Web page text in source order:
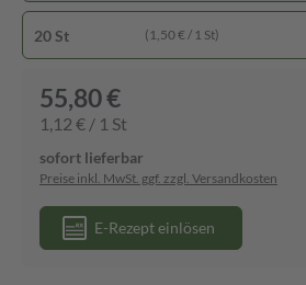
20 St (1,50 € / 1 St)
55,80 €
1,12 € / 1 St
sofort lieferbar
Preise inkl. MwSt. ggf. zzgl. Versandkosten
E-Rezept einlösen